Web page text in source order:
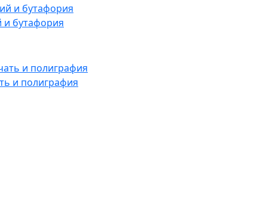
и бутафория
и полиграфия